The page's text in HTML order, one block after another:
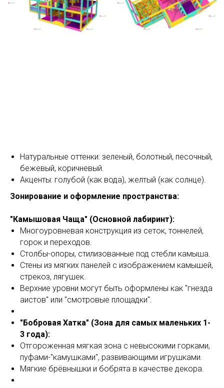
Натуральные оттенки: зеленый, болотный, песочный,
бежевый, коричневый.
Акценты: голубой (как вода), желтый (как солнце).
Зонирование и оформление пространства:
"Камышовая Чаща" (Основной лабиринт):
Многоуровневая конструкция из сеток, тоннелей,
горок и переходов.
Столбы-опоры, стилизованные под стебли камыша.
Стены из мягких панелей с изображением камышей,
стрекоз, лягушек.
Верхние уровни могут быть оформлены как "гнезда
аистов" или "смотровые площадки".
"Бобровая Хатка" (Зона для самых маленьких 1-
3 года):
Отгороженная мягкая зона с невысокими горками,
пуфами-"камушками", развивающими игрушками.
Мягкие брёвнышки и бобрята в качестве декора.